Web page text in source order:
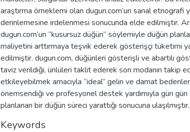
araştırma örneklemi olan dugun.com’un sanal etnografi
derinlemesine irdelenmesi sonucunda elde edilmiştir.
dugun.com’un “kusursuz düğün” söylemiyle düğün
maliyetini arttırmaya teşvik ederek gösterişçi tüketimi
edilmiştir. dugun.com, düğünleri gösterişli ve abartılı
taviz verildiği, ünlüleri taklit ederek son modanın takip
etkileyebilmek amacıyla “ideal” gelin ve damat
önemsendiği ve profesyonel destek yardımıyla gün
planlanan bir düğün süreci yarattığı sonucuna ulaşılmıştır.
Keywords